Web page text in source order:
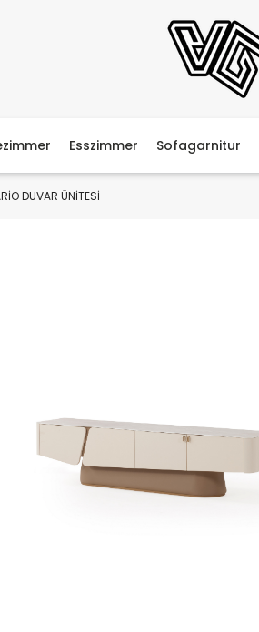
Esszimmer Sofagarnitur
DUVAR ÜNİTESİ